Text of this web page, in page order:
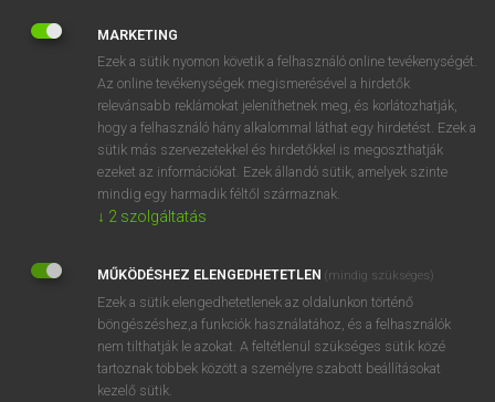
áthidal
(arasszal) átfog
átér
keresése szótárainkban
DÍJMENTES ANGOL SZÓTÁR
MARKETING
Ezek a sütik nyomon követik a felhasználó online tevékenységét.
Az online tevékenységek megismerésével a hirdetők
relevánsabb reklámokat jeleníthetnek meg, és korlátozhatják,
hogy a felhasználó hány alkalommal láthat egy hirdetést. Ezek a
sütik más szervezetekkel és hirdetőkkel is megoszthatják
ezeket az információkat. Ezek állandó sütik, amelyek szinte
mindig egy harmadik féltől származnak.
↓ 2 szolgáltatás
MŰKÖDÉSHEZ ELENGEDHETETLEN (mindig szükséges)
Ezek a sütik elengedhetetlenek az oldalunkon történő
böngészéshez,a funkciók használatához, és a felhasználók
nem tilthatják le azokat. A feltétlenül szükséges sütik közé
tartoznak többek között a személyre szabott beállításokat
kezelő sütik.